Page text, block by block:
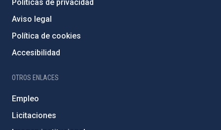
Políticas de privacidad
Aviso legal
Política de cookies
Accesibilidad
OTROS ENLACES
Empleo
Licitaciones